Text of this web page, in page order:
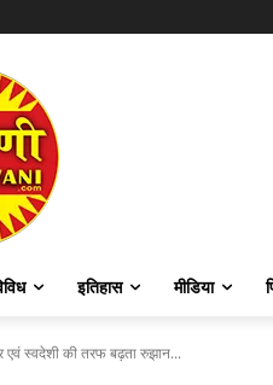
इतिहास मीडिया
एवं स्वदेशी की तरफ बढ़ता रुझान...